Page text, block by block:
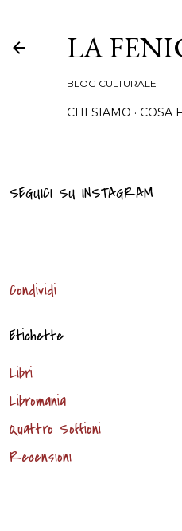
LA
BLOG CULTURALE
CHI SIAMO COSA
SEGUICI SU INSTAGRAM
Condividi
Etichette
Libri
Libromania
Quattro Soffioni
Recensioni